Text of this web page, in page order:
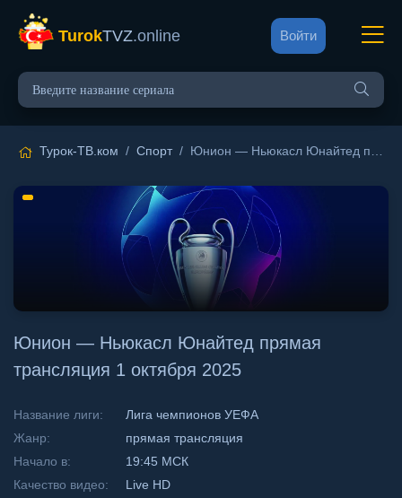
TurokTVZ.online Войти
Турок-ТВ.ком / Спорт/ Юнион — Ньюкасл Юнайтед прямая трансляция 1 октября 2025
Юнион — Ньюкасл Юнайтед прямая
трансляция 1 октября 2025
Название лиги:
Лига чемпионов УЕФА
Жанр:
прямая трансляция
Начало в:
19:45 МСК
Качество видео:
Live HD